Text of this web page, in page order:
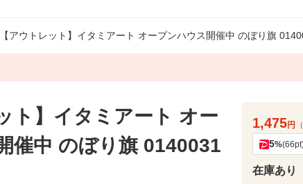
【アウトレット】イタミアート オープンハウス開催中 のぼり旗
ト】イタミアート オー
催中 のぼり旗 0140031
1,475円
5%
在庫あり